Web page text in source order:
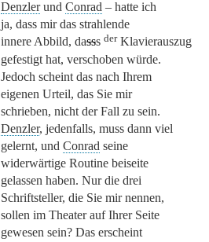
Denzlerund Conrad – hatte ich
ja, dass mir das strahlende
innere Abbild, dasss derKlavierauszug
gefestigt hat, verschoben würde.
Jedoch scheint das nach Ihrem
eigenen Urteil, das Sie mir
schrieben, nicht der Fall zu sein.
Denzler, jedenfalls, muss dann viel
gelernt, und Conrad seine
widerwärtige Routine beiseite
gelassen haben. Nur die drei
Schriftsteller, die Sie mir nennen,
sollen im Theater auf Ihrer Seite
gewesen sein? Das erscheint